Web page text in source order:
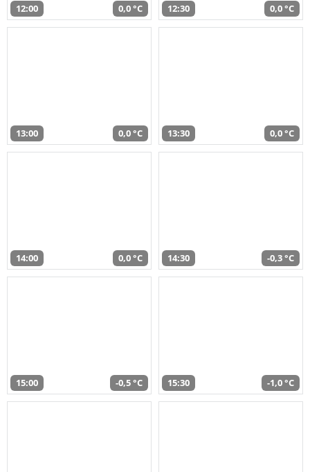
12:00 0,0 °C 12:30 0,0 °C
13:00 0,0 °C 13:30 0,0 °C
14:00 0,0 °C 14:30 -0,3 °C
15:00 -0,5 °C 15:30 -1,0 °C